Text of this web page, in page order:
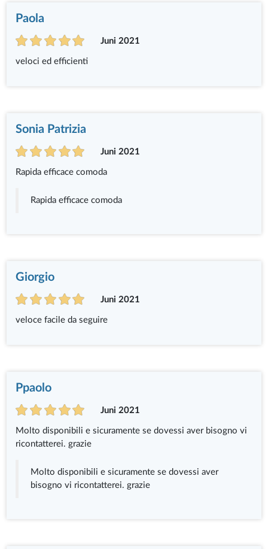
Paola
Juni 2021
veloci ed efficienti
Sonia Patrizia
Juni 2021
Rapida efficace comoda
Rapida efficace comoda
Giorgio
Juni 2021
veloce facile da seguire
Ppaolo
Juni 2021
Molto disponibili e sicuramente se dovessi aver bisogno vi
ricontatterei. grazie
Molto disponibili e sicuramente se dovessi aver
bisogno vi ricontatterei. grazie